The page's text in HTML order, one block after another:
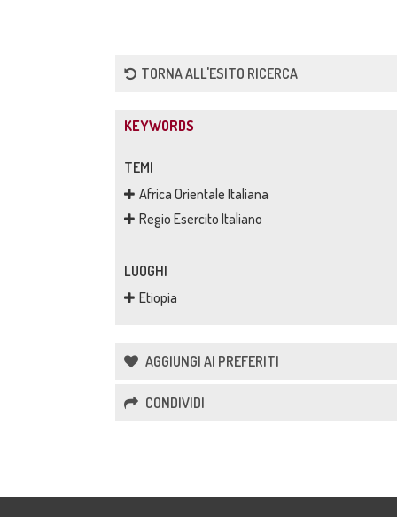
TORNA ALL'ESITO RICERCA
KEYWORDS
TEMI
Africa Orientale Italiana
Regio Esercito Italiano
LUOGHI
Etiopia
AGGIUNGI AI PREFERITI
CONDIVIDI